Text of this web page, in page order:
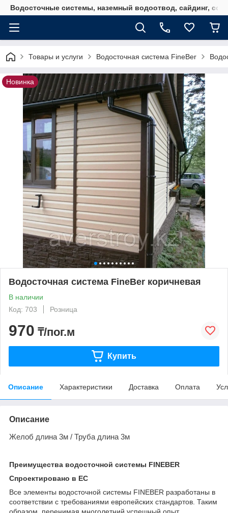
Водосточные системы, наземный водоотвод, сайдинг,
Товары и услуги Водосточная система FineBer
Новинка
Водосточная система FineBer коричневая
В наличии
Код: 703
Розница
970 ₸/пог.м
Купить
Описание Характеристики Доставка Оплата
Описание
Желоб длина 3м / Труба длина 3м
Преимущества водосточной системы FINEBER
Спроектировано в ЕС
Все элементы водосточной системы FINEBER разработаны в
соответствии с требованиями европейских стандартов. Таким
образом, перенимая многолетний успешный опыт